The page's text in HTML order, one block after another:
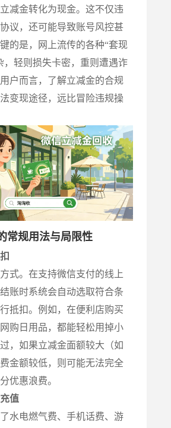
减金转化为现金。这不仅违
议，还可能导致账号风控甚
的是，网上流传的各种“套现
，轻则损失卡密，重则遭遇诈
户而言，了解立减金的合规
变现途径，远比冒险违规操
常规用法与局限性
式。在支持微信支付的线上
账时系统会自动选取符合条
抵扣。例如，在便利店购买
购日用品，都能轻松用掉小
，如果立减金面额较大（如
金额较低，则可能无法完全
优惠浪费。
值
水电燃气费、手机话费、游